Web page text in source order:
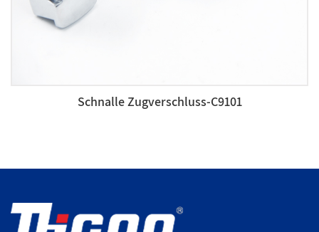
Schnalle Zugverschluss-C9101